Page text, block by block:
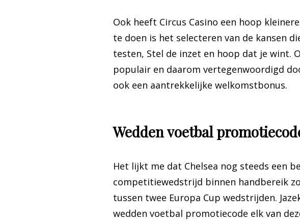
Ook heeft Circus Casino een hoop
te doen is het selecteren van de kansen
testen, Stel de inzet en hoop dat je wint.
populair en daarom vertegenwoordigd
ook een aantrekkelijke welkomstbonus.
Wedden voetbal
Het lijkt me dat Chelsea nog steeds een
competitiewedstrijd binnen handbereik
tussen twee Europa Cup wedstrijden.
wedden voetbal promotiecode elk van